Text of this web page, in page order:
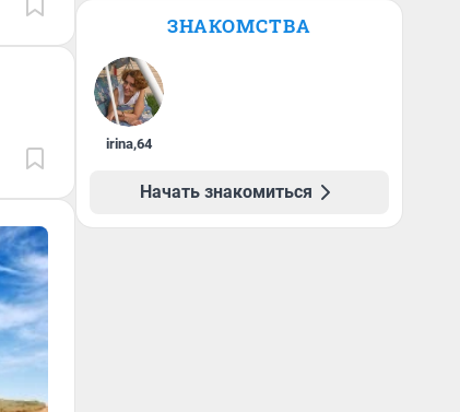
ЗНАКОМСТВА
irina,64
Начать знакомиться